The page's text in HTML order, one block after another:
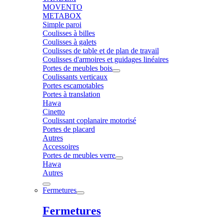
MOVENTO
METABOX
Simple paroi
Coulisses à billes
Coulisses à galets
Coulisses de table et de plan de travail
Coulisses d'armoires et guidages linéaires
Portes de meubles bois
Coulissants verticaux
Portes escamotables
Portes à translation
Hawa
Cinetto
Coulissant coplanaire motorisé
Portes de placard
Autres
Accessoires
Portes de meubles verre
Hawa
Autres
Fermetures
Fermetures